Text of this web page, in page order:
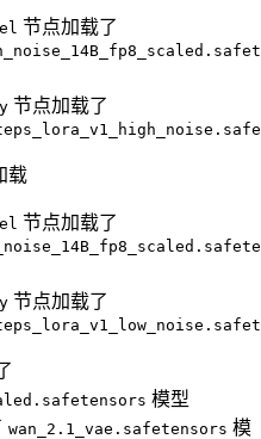
节点加载了
节点加载了
载
节点加载了
节点加载了
模型
wan_2.1_vae.safetensors 模